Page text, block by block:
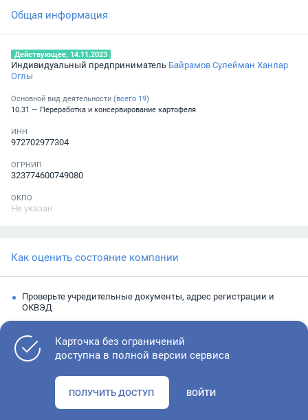
Общая информация
Действующее, 14.11.2023
Индивидуальный предприниматель Байрамов Сулейман Ханлар
Оглы
Основной вид деятельности (всего 19)
10.31 — Переработка и консервирование картофеля
ИНН
972702977304
ОГРНИП
323774600749080
ОКПО
Не указан
Как оценить состояние компании
Проверьте учредительные документы, адрес регистрации и
ОКВЭД
Изучите финансовые показатели
исполнительным производствам
Карточка без ограничений
доступна в полной версии сервиса
ПОЛУЧИТЬ ДОСТУП ВОЙТИ